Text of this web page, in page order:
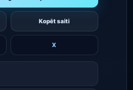
Kopēt saiti
X